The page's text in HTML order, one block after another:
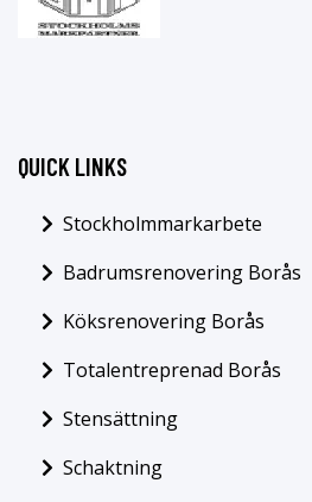
QUICK LINKS
Stockholmmarkarbete
Badrumsrenovering Borås
Köksrenovering Borås
Totalentreprenad Borås
Stensättning
Schaktning